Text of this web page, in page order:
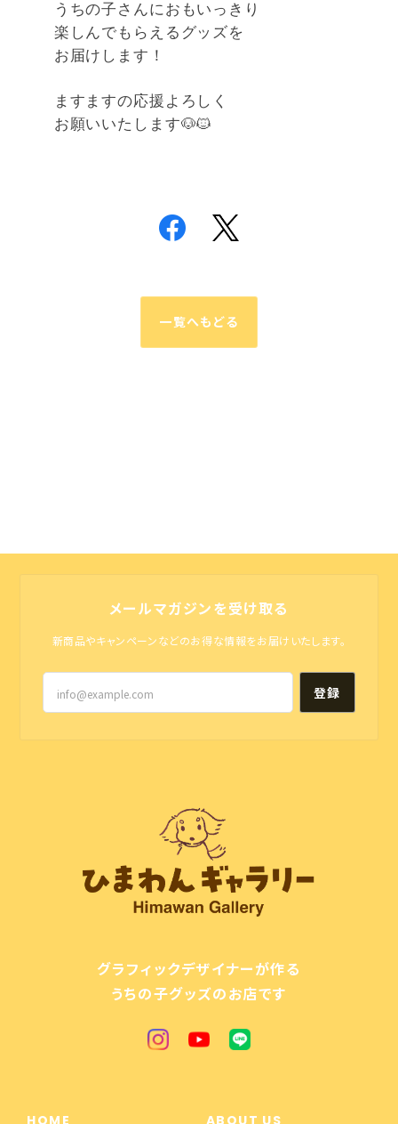
うちの子さんにおもいっきり
楽しんでもらえるグッズを
お届けします！
ますますの応援 よろしく
お願いいたします🐶🐱
一覧へもどる
メールマガジンを受け取る
新商品やキャンペーンなどのお得な情報をお届けいたします。
登録
グラフィックデザイナーが作る
うちの子グッズのお店です